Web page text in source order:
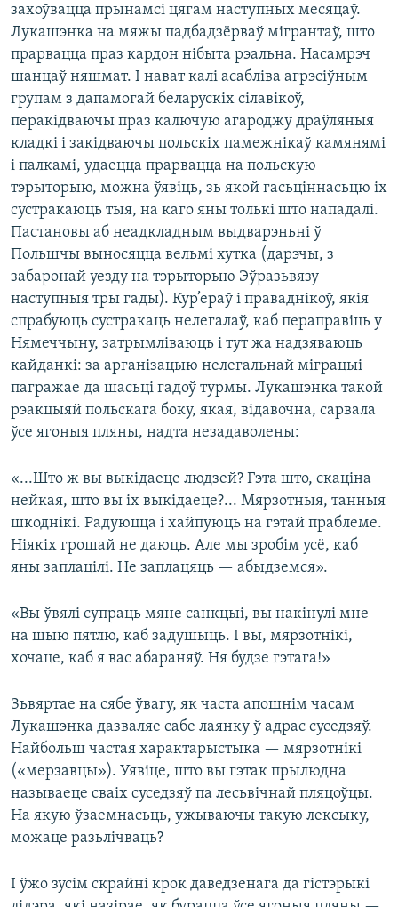
захоўвацца прынамсі цягам наступных месяцаў.
Лукашэнка на мяжы падбадзёрваў мігрантаў, што
прарвацца праз кардон нібыта рэальна. Насамрэч
шанцаў няшмат. І нават калі асабліва агрэсіўным
групам з дапамогай беларускіх сілавікоў,
перакідваючы праз калючую агароджу драўляныя
кладкі і закідваючы польскіх памежнікаў камянямі
і палкамі, удаецца прарвацца на польскую
тэрыторыю, можна ўявіць, зь якой гасьціннасьцю іх
сустракаюць тыя, на каго яны толькі што нападалі.
Пастановы аб неадкладным выдварэньні ў
Польшчы выносяцца вельмі хутка (дарэчы, з
забаронай уезду на тэрыторыю Эўразьвязу
наступныя тры гады). Кур’ераў і праваднікоў, якія
спрабуюць сустракаць нелегалаў, каб пераправіць у
Нямеччыну, затрымліваюць і тут жа надзяваюць
кайданкі: за арганізацыю нелегальнай міграцыі
пагражае да шасьці гадоў турмы. Лукашэнка такой
рэакцыяй польскага боку, якая, відавочна, сарвала
ўсе ягоныя пляны, надта незадаволены:
«...Што ж вы выкідаеце людзей? Гэта што, скаціна
нейкая, што вы іх выкідаеце?... Мярзотныя, танныя
шкоднікі. Радуюцца і хайпуюць на гэтай праблеме.
Ніякіх грошай не даюць. Але мы зробім усё, каб
яны заплацілі. Не заплацяць — абыдземся».
«Вы ўвялі супраць мяне санкцыі, вы накінулі мне
на шыю пятлю, каб задушыць. І вы, мярзотнікі,
хочаце, каб я вас абараняў. Ня будзе гэтага!»
Зьвяртае на сябе ўвагу, як часта апошнім часам
Лукашэнка дазваляе сабе лаянку ў адрас суседзяў.
Найбольш частая характарыстыка — мярзотнікі
(«мерзавцы»). Уявіце, што вы гэтак прылюдна
называеце сваіх суседзяў па лесьвічнай пляцоўцы.
На якую ўзаемнасьць, ужываючы такую лексыку,
можаце разьлічваць?
І ўжо зусім скрайні крок даведзенага да гістэрыкі